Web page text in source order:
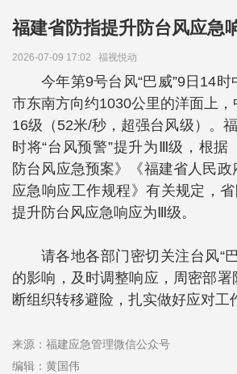
福建省防指提升防台风应急
2026-07-09 17:02 福视悦动
今年第9号台风“巴威”9日14
市东南方向约1030公里的洋面上
16级（52米/秒，超强台风级）。
时将“台风预警”提升为Ⅲ级，根据
防台风应急预案》《福建省人民
应急响应工作规程》有关规定，
提升防台风应急响应为Ⅲ级。
请各地各部门密切关注台风“
的影响，及时调整响应，周密部署
断组织转移避险，扎实做好应对工
来源：福建应急管理微信公众号
编辑：黄国伟